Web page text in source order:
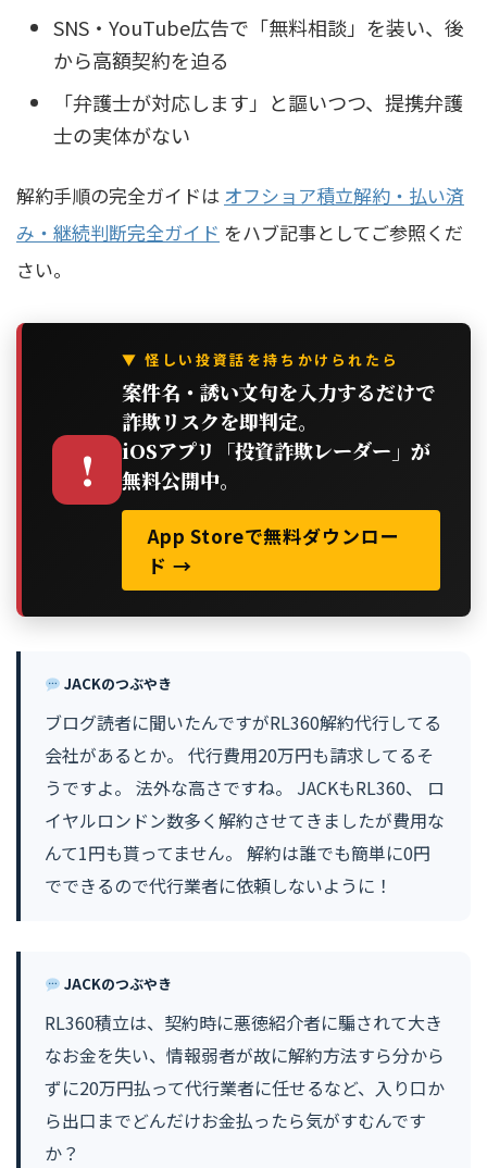
SNS・YouTube広告で「無料相談」を装い、後
から高額契約を迫る
「弁護士が対応します」と謳いつつ、提携弁護
士の実体がない
解約手順の完全ガイドは オフショア積立解約・払い済
み・継続判断完全ガイド をハブ記事としてご参照くだ
さい。
!
▼ 怪しい投資話を持ちかけられたら
案件名・誘い文句を入力するだけで
詐欺リスクを即判定。
iOSアプリ「投資詐欺レーダー」が
無料公開中。
App Storeで無料ダウンロー
ド →
JACKのつぶやき
ブログ読者に聞いたんですがRL360解約代行してる
会社があるとか。 代行費用20万円も請求してるそ
うですよ。 法外な高さですね。 JACKもRL360、 ロ
イヤルロンドン数多く解約させてきましたが費用な
んて1円も貰ってません。 解約は誰でも簡単に0円
でできるので代行業者に依頼しないように！
JACKのつぶやき
RL360積立は、契約時に悪徳紹介者に騙されて大き
なお金を失い、情報弱者が故に解約方法すら分から
ずに20万円払って代行業者に任せるなど、入り口か
ら出口までどんだけお金払ったら気がすむんです
か？